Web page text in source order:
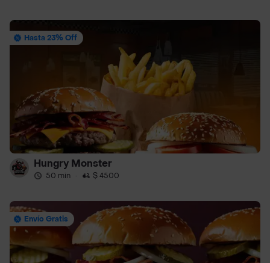
Hasta 23% Off
Hungry Monster
50 min · $ 4500
Envío Gratis